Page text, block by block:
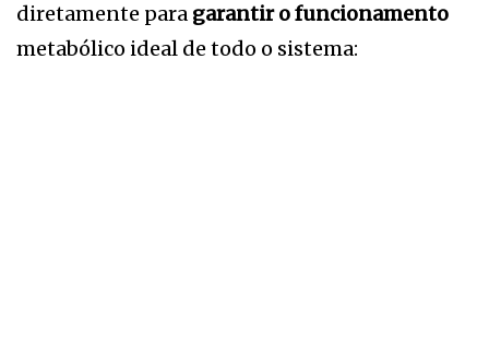
diretamente para garantir o funcionamento
metabólico ideal de todo o sistema: